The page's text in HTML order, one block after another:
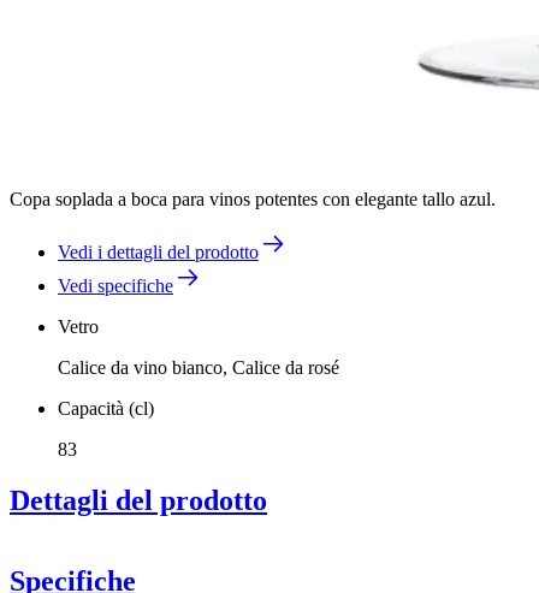
Copa soplada a boca para vinos potentes con elegante tallo azul.
Vedi i dettagli del prodotto
Vedi specifiche
Vetro
Calice da vino bianco, Calice da rosé
Capacità (cl)
83
Dettagli del prodotto
Specifiche